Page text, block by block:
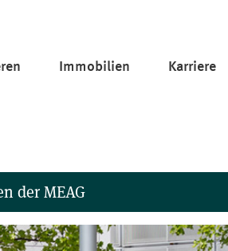
Immobilien Karriere
der MEAG
in sozialen Medien für